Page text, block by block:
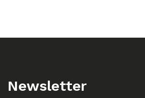
Newsletter